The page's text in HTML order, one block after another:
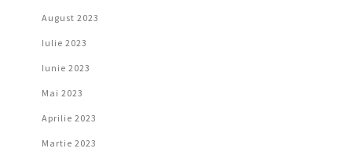
August 2023
Iulie 2023
Iunie 2023
Mai 2023
Aprilie 2023
Martie 2023